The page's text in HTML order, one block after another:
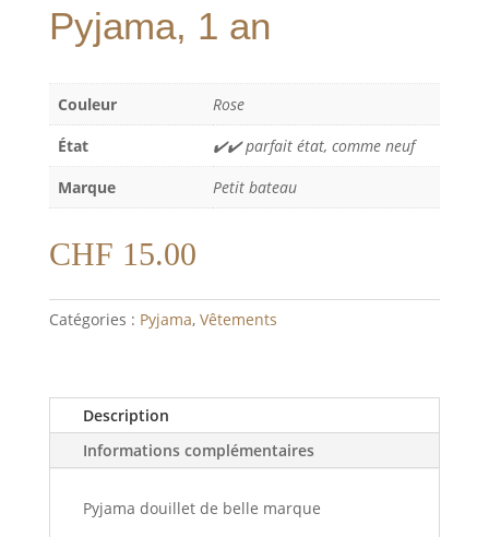
Pyjama, 1 an
Couleur
Rose
État
✔️✔️ parfait état, comme neuf
Marque
Petit bateau
CHF 15.00
Catégories : Pyjama, Vêtements
Description
Informations complémentaires
Pyjama douillet de belle marque